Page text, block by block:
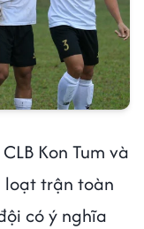
Kon Tum và
loạt trận toàn
có ý nghĩa